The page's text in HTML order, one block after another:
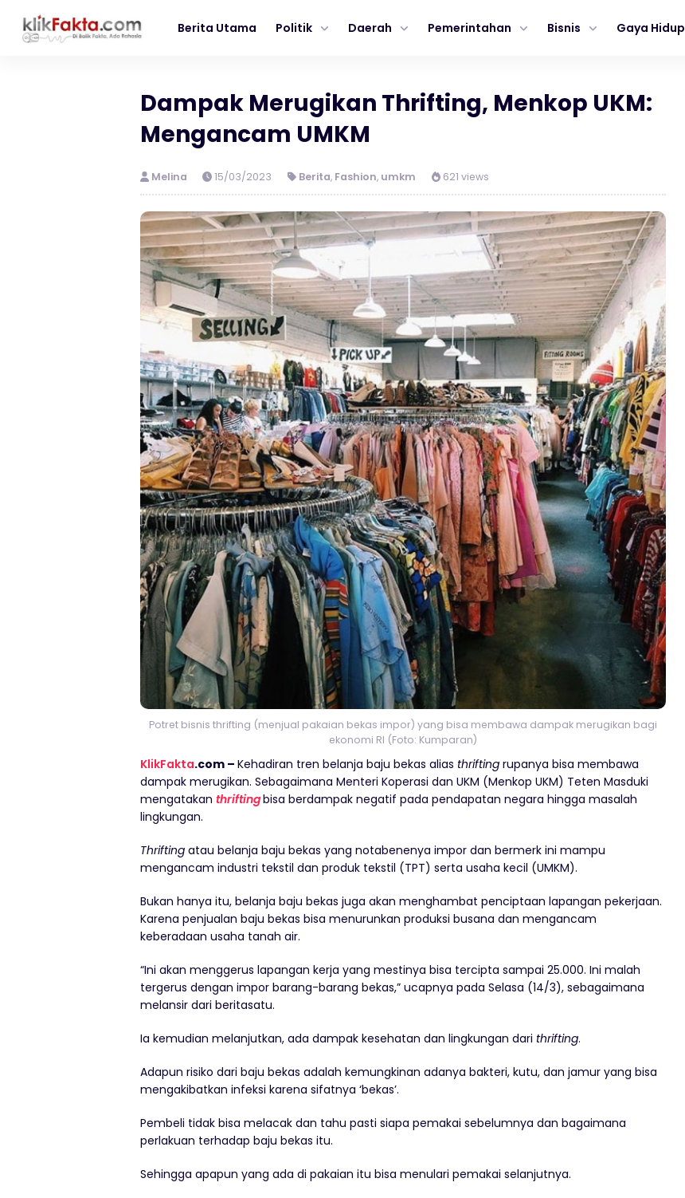
Berita Utama Politik Daerah Pemerintahan Bisnis Gaya Hidup
Dampak Merugikan Thrifting, Menkop UKM:
Mengancam UMKM
Melina 15/03/2023 Berita, Fashion, umkm 621 views
Potret bisnis thrifting (menjual pakaian bekas impor) yang bisa membawa dampak merugikan bagi
ekonomi RI (Foto: Kumparan)
KlikFakta.com – Kehadiran tren belanja baju bekas alias thrifting rupanya bisa membawa
dampak merugikan. Sebagaimana Menteri Koperasi dan UKM (Menkop UKM) Teten Masduki
mengatakan thriftingbisa berdampak negatif pada pendapatan negara hingga masalah
lingkungan.
Thrifting atau belanja baju bekas yang notabenenya impor dan bermerk ini mampu
mengancam industri tekstil dan produk tekstil (TPT) serta usaha kecil (UMKM).
Bukan hanya itu, belanja baju bekas juga akan menghambat penciptaan lapangan pekerjaan.
Karena penjualan baju bekas bisa menurunkan produksi busana dan mengancam
keberadaan usaha tanah air.
“Ini akan menggerus lapangan kerja yang mestinya bisa tercipta sampai 25.000. Ini malah
tergerus dengan impor barang-barang bekas,” ucapnya pada Selasa (14/3), sebagaimana
melansir dari beritasatu.
Ia kemudian melanjutkan, ada dampak kesehatan dan lingkungan dari thrifting.
Adapun risiko dari baju bekas adalah kemungkinan adanya bakteri, kutu, dan jamur yang bisa
mengakibatkan infeksi karena sifatnya ‘bekas’.
Pembeli tidak bisa melacak dan tahu pasti siapa pemakai sebelumnya dan bagaimana
perlakuan terhadap baju bekas itu.
Sehingga apapun yang ada di pakaian itu bisa menulari pemakai selanjutnya.